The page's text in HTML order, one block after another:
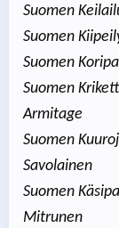
Suomen
Suomen
Suomen
Suomen
Armitage
Suomen
Savolainen
Suomen
Mitrunen